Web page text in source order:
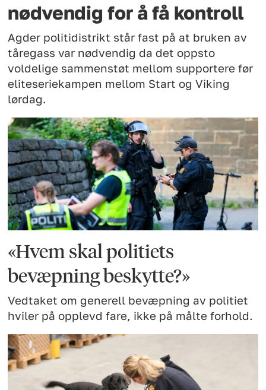
nødvendig for å få kontroll
Agder politidistrikt står fast på at bruken av
tåregass var nødvendig da det oppsto
voldelige sammenstøt mellom supportere før
eliteseriekampen mellom Start og Viking
lørdag.
«Hvem skal politiets
bevæpning beskytte?»
Vedtaket om generell bevæpning av politiet
hviler på opplevd fare, ikke på målte forhold.